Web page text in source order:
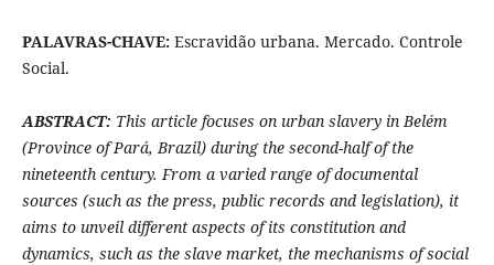
PALAVRAS-CHAVE: Escravidão urbana. Mercado. Controle
Social.
ABSTRACT: This article focuses on urban slavery in Belém
(Province of Pará, Brazil) during the second-half of the
nineteenth century. From a varied range of documental
sources (such as the press, public records and legislation), it
aims to unveil different aspects of its constitution and
dynamics, such as the slave market, the mechanisms of social